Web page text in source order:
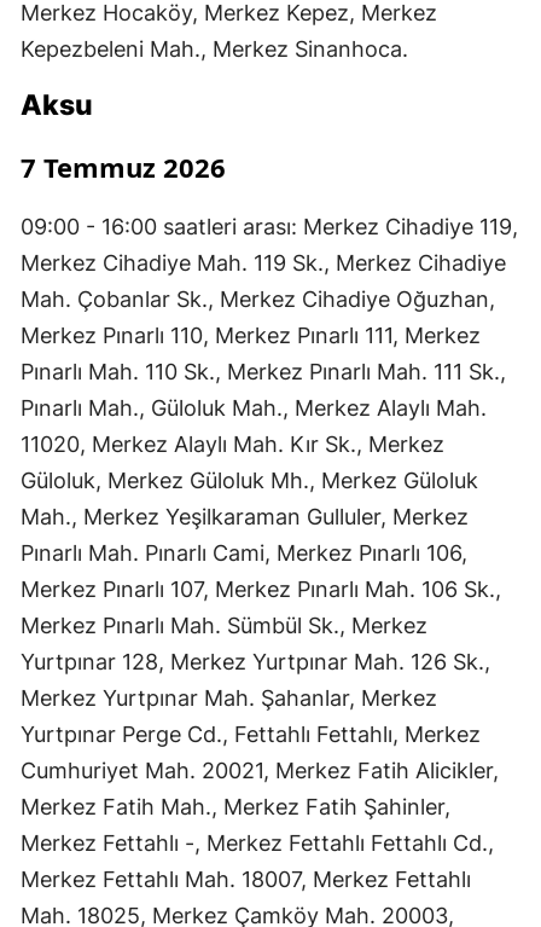
Merkez Hocaköy, Merkez Kepez, Merkez
Kepezbeleni Mah., Merkez Sinanhoca.
Aksu
7 Temmuz 2026
09:00 - 16:00 saatleri arası: Merkez Cihadiye 119,
Merkez Cihadiye Mah. 119 Sk., Merkez Cihadiye
Mah. Çobanlar Sk., Merkez Cihadiye Oğuzhan,
Merkez Pınarlı 110, Merkez Pınarlı 111, Merkez
Pınarlı Mah. 110 Sk., Merkez Pınarlı Mah. 111 Sk.,
Pınarlı Mah., Güloluk Mah., Merkez Alaylı Mah.
11020, Merkez Alaylı Mah. Kır Sk., Merkez
Güloluk, Merkez Güloluk Mh., Merkez Güloluk
Mah., Merkez Yeşilkaraman Gulluler, Merkez
Pınarlı Mah. Pınarlı Cami, Merkez Pınarlı 106,
Merkez Pınarlı 107, Merkez Pınarlı Mah. 106 Sk.,
Merkez Pınarlı Mah. Sümbül Sk., Merkez
Yurtpınar 128, Merkez Yurtpınar Mah. 126 Sk.,
Merkez Yurtpınar Mah. Şahanlar, Merkez
Yurtpınar Perge Cd., Fettahlı Fettahlı, Merkez
Cumhuriyet Mah. 20021, Merkez Fatih Alicikler,
Merkez Fatih Mah., Merkez Fatih Şahinler,
Merkez Fettahlı -, Merkez Fettahlı Fettahlı Cd.,
Merkez Fettahlı Mah. 18007, Merkez Fettahlı
Mah. 18025, Merkez Çamköy Mah. 20003,